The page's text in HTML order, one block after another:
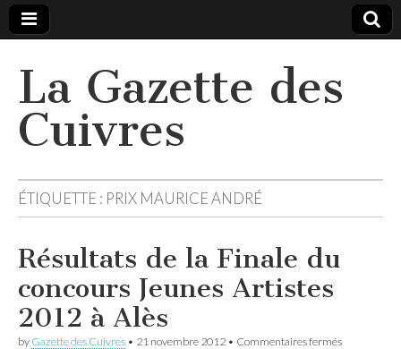
La Gazette des
Cuivres
ÉTIQUETTE : PRIX MAURICE ANDRÉ
Résultats de la Finale du
concours Jeunes Artistes
2012 à Alès
by Gazette des Cuivres • 21 novembre 2012 • Commentaires ferméssur